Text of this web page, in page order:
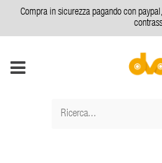
Compra in sicurezza pagando con